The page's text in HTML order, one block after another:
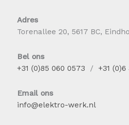
Adres
Torenallee 20, 5617 BC,
Bel ons
+31 (0)85 060 0573 / +31
Email ons
info@elektro-werk.nl